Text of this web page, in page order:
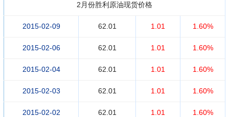
2月份胜利原油现货价格
2015-02-09 62.01 1.01 1.60%
2015-02-06 62.01 1.01 1.60%
2015-02-04 62.01 1.01 1.60%
2015-02-03 62.01 1.01 1.60%
2015-02-02 62.01 1.01 1.60%